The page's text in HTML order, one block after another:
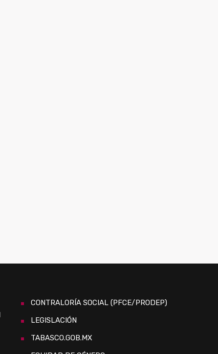
CONTRALORÍA SOCIAL (PFCE/PRODEP)
LEGISLACIÓN
TABASCO.GOB.MX